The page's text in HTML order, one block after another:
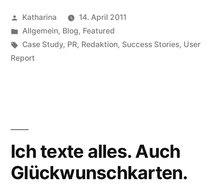
da
kein
Leser.“
Veröffentlicht
von
Katharina
14. April 2011
Veröffentlicht
in
Allgemein, Blog, Featured
Schlagwörter:
Case Study, PR, Redaktion, Success Stories, User
Report
Ich texte alles. Auch
Glückwunschkarten.